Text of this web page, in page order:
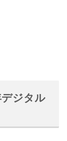
デジタル